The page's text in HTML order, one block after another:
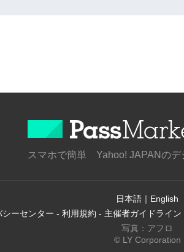
スマホで簡単 Yahoo! JAPANのデ
日本語 ｜ English
シーセンター - 利用規約 - 主催者ガイドライン
写真：アフロ
© LY Corporation